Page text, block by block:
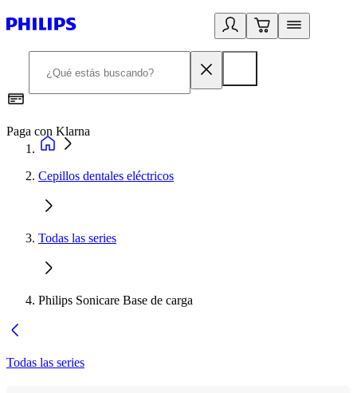
Paga con Klarna
Cepillos dentales eléctricos
Todas las series
Philips Sonicare Base de carga
Todas las series